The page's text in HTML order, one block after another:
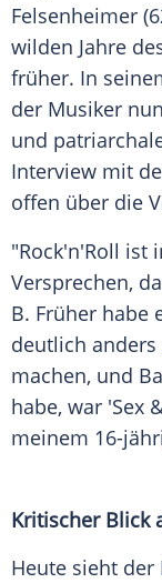
Felsenheimer
wilden Jahre
früher. In
der Musiker
und
Interview mit
offen über die
"Rock'n'Roll ist
Versprechen,
B. Früher habe
deutlich anders
machen, und
habe, war 'Sex
meinem 16-
Kritischer Blick
Heute sieht der